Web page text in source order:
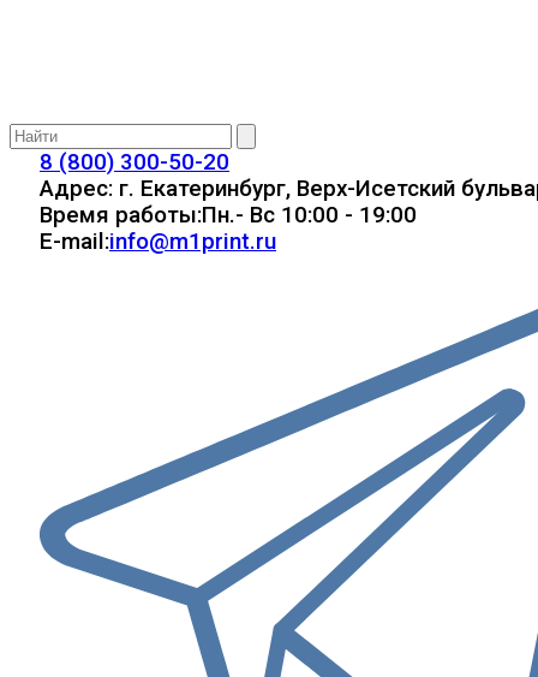
8 (800) 300-50-20
Адрес: г. Екатеринбург, Верх-Исетский
Время работы:Пн.- Вс 10:00 - 19:00
E-mail:info@m1print.ru